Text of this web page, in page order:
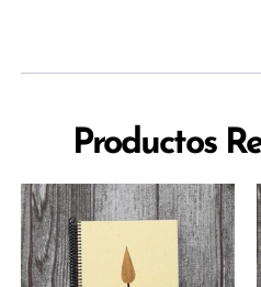
Productos